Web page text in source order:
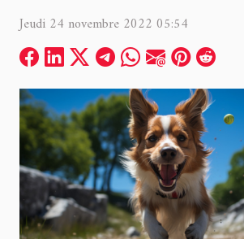
Jeudi 24 novembre 2022 05:54